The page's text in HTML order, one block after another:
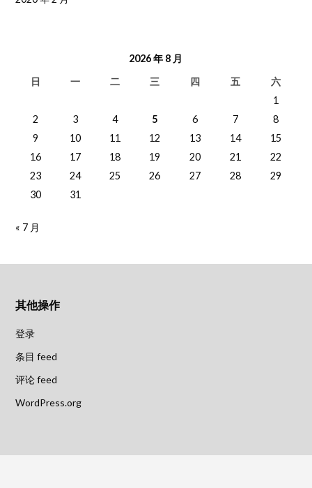
2026 年 8 月
日 一 二 三 四 五 六
1
2
3 4 5 6 7
8
9
10 11 12 13 14
15
16
17 18 19 20 21
22
23
24 25 26 27 28
29
30
31
« 7 月
其他操作
登录
条目 feed
评论 feed
WordPress.org